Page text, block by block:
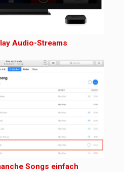
Audio-Streams
Songs einfach